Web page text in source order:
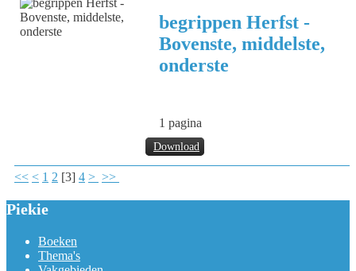
Download
begrippen Herfst -
Bovenste, middelste,
onderste
1 pagina
<< < 1 2 [3] 4 > >>
Piekie
Boeken
Thema's